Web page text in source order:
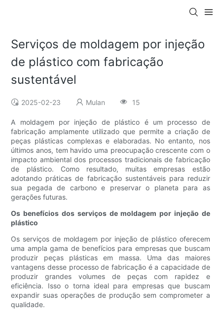
Serviços de moldagem por injeção
de plástico com fabricação
sustentável
2025-02-23 Mulan 15
A moldagem por injeção de plástico é um processo de
fabricação amplamente utilizado que permite a criação de
peças plásticas complexas e elaboradas. No entanto, nos
últimos anos, tem havido uma preocupação crescente com o
impacto ambiental dos processos tradicionais de fabricação
de plástico. Como resultado, muitas empresas estão
adotando práticas de fabricação sustentáveis ​​para reduzir
sua pegada de carbono e preservar o planeta para as
gerações futuras.
Os benefícios dos serviços de moldagem por injeção de
plástico
Os serviços de moldagem por injeção de plástico oferecem
uma ampla gama de benefícios para empresas que buscam
produzir peças plásticas em massa. Uma das maiores
vantagens desse processo de fabricação é a capacidade de
produzir grandes volumes de peças com rapidez e
eficiência. Isso o torna ideal para empresas que buscam
expandir suas operações de produção sem comprometer a
qualidade.